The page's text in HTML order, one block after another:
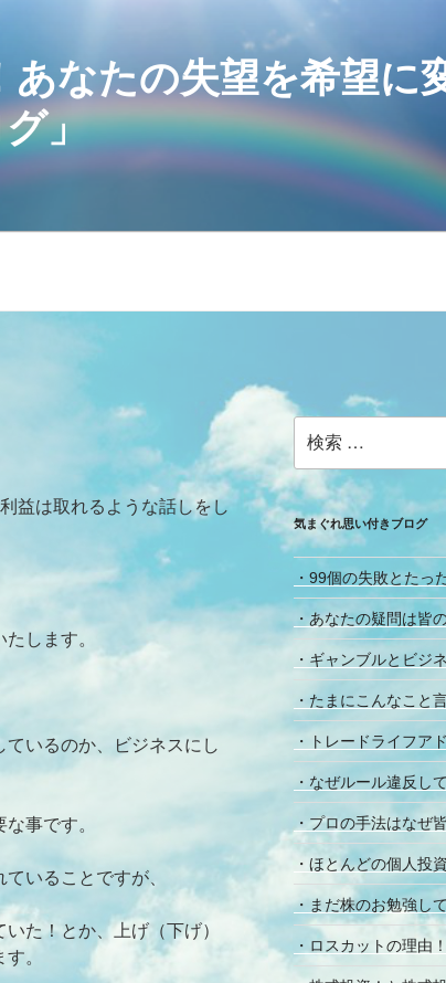
あなたの失望を希望に
グ」
益は取れるような話しをし
します。
いるのか、ビジネスにし
事です。
いることですが、
た！とか、上げ（下げ）
。
索:
気まぐれ思い付きブログ
・99個の失敗とたっ
・あなたの疑問は皆
・ギャンブルとビジ
・たまにこんなこと
・トレードライフア
・なぜルール違反し
・プロの手法はなぜ
・ほとんどの個人投
・まだ株のお勉強し
・ロスカットの理由！